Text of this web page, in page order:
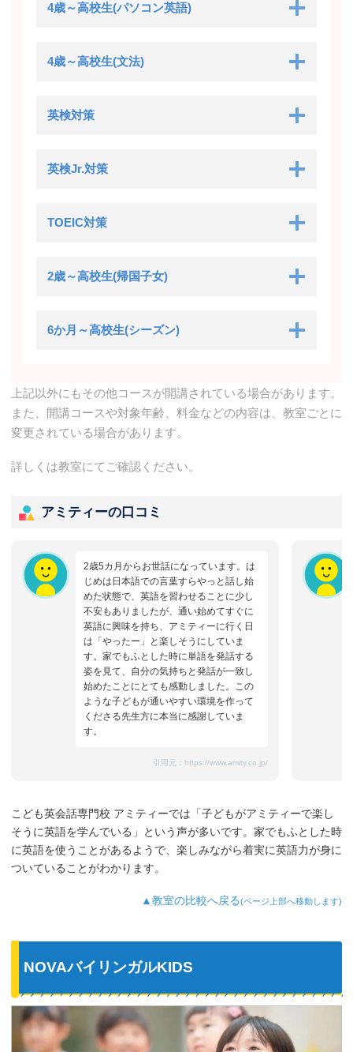
4歳～高校生(パソコン英語)
4歳～高校生(文法)
英検対策
英検Jr.対策
TOEIC対策
2歳～高校生(帰国子女)
6か月～高校生(シーズン)
上記以外にもその他コースが開講されている場合があります。
また、開講コースや対象年齢、料金などの内容は、教室ごとに
変更されている場合があります。
詳しくは教室にてご確認ください。
アミティーの口コミ
2歳5カ月からお世話になっています。は
じめは日本語での言葉すらやっと話し始
めた状態で、英語を習わせることに少し
不安もありましたが、通い始めてすぐに
英語に興味を持ち、アミティーに行く日
は「やったー」と楽しそうにしていま
す。家でもふとした時に単語を発話する
姿を見て、自分の気持ちと発話が一致し
始めたことにとても感動しました。この
ような子どもが通いやすい環境を作って
くださる先生方に本当に感謝していま
す。
引用元： https://www.amity.co.jp/
こども英会話専門校 アミティーでは「子どもがアミティーで楽し
そうに英語を学んでいる」という声が多いです。家でもふとした時
に英語を使うことがあるようで、楽しみながら着実に英語力が身に
ついていることがわかります。
▲教室の比較へ戻る(ページ上部へ移動します)
NOVAバイリンガルKIDS